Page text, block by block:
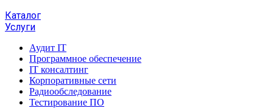
Каталог
Услуги
Аудит IT
Программное обеспечение
IT консалтинг
Корпоративные сети
Радиообследование
Тестирование ПО